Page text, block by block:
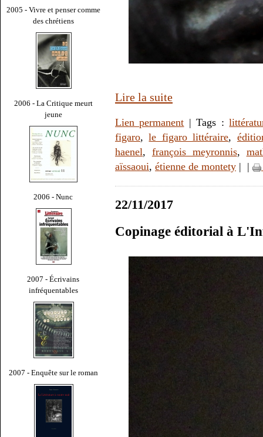
2005 - Vivre et penser comme
des chrétiens
2006 - La Critique meurt
jeune
2006 - Nunc
2007 - Écrivains
infréquentables
2007 - Enquête sur le roman
Lire la suite
Lien permanent | Tags :
figaro,le figaro littéraire,
haenel, françois meyronnis,
aïssaoui, étienne de montety | |
22/11/2017
Copinage éditorial à